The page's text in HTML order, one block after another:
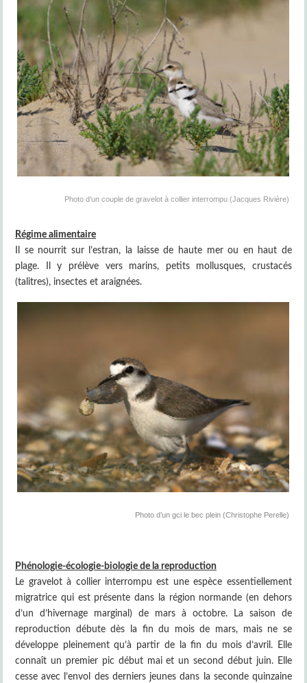
Photo d’un couple de gravelot à collier interrompu (Jacques Rivière)
Régime alimentaire
Il se nourrit sur l’estran, la laisse de haute mer ou en haut de
plage. Il y prélève vers marins, petits mollusques, crustacés
(talitres), insectes et araignées.
Photo d’un gci le bec plein (Christophe Perelle)
Phénologie-écologie-biologie de la reproduction
Le gravelot à collier interrompu est une espèce essentiellement
migratrice qui est présente dans la région normande (en dehors
d’un d’hivernage marginal) de mars à octobre. La saison de
reproduction débute dès la fin du mois de mars, mais ne se
développe pleinement qu’à partir de la fin du mois d’avril. Elle
connaît un premier pic début mai et un second début juin. Elle
cesse avec l’envol des derniers jeunes dans la seconde quinzaine